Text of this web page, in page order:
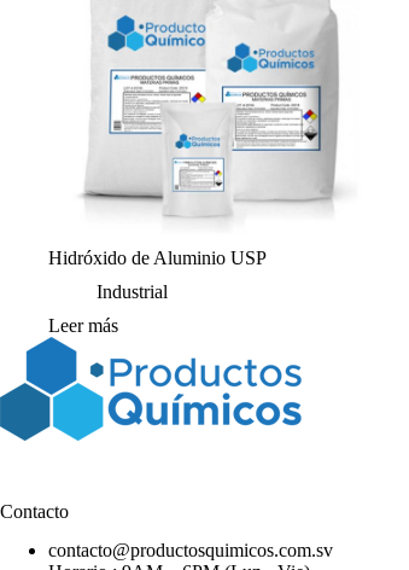
Hidróxido de Aluminio USP
Industrial
Leer más
Contacto
contacto@productosquimicos.com.sv